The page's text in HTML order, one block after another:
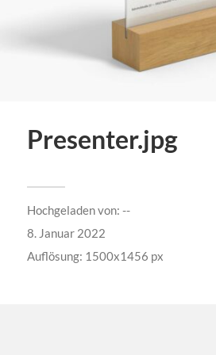
Presenter.jpg
Hochgeladen von: --
8. Januar 2022
Auflösung: 1500x1456 px